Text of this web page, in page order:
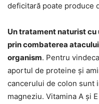
deficitară poate produce
Un tratament naturist
prin combaterea
organism. Pentru
aportul de proteine și
cancerului de colon sunt
magneziu. Vitamina A și